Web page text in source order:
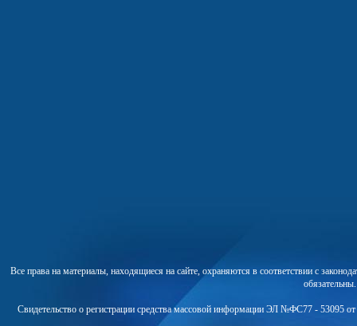
Все права на материалы, находящиеся на сайте, охраняются в соответствии с
Свидетельство о регистрации средства массовой информации ЭЛ №ФС77 - 53095